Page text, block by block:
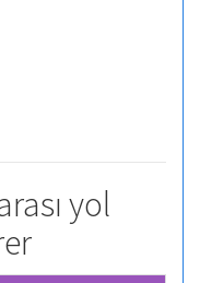
yol